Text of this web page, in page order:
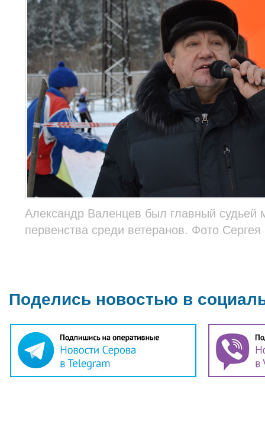
Александр Валенцев был главный судьей
первенства среди ветеранов. Фото
Поделись новостью в